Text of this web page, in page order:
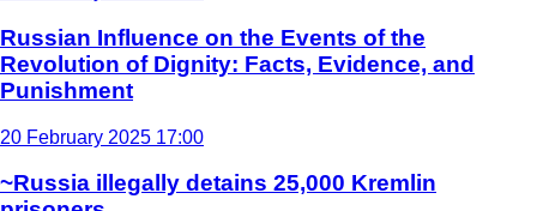
Russian Influence on the Events of the
Revolution of Dignity: Facts, Evidence, and
Punishment
20 February 2025 17:00
~Russia illegally detains 25,000 Kremlin